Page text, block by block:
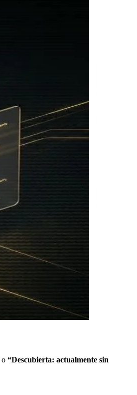
o “Descubierta: actualmente sin